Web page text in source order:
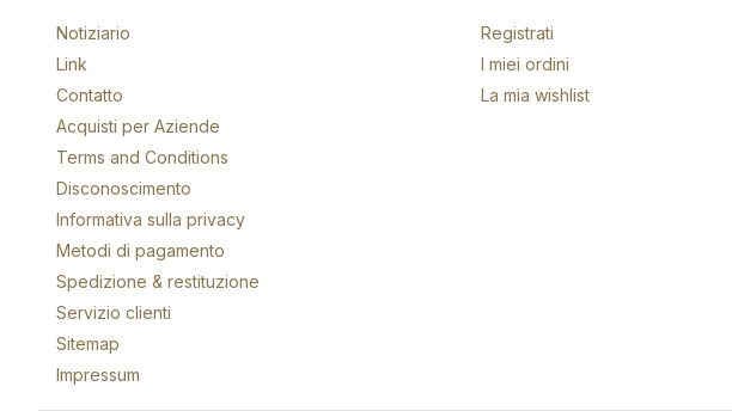
Notiziario
Link
Contatto
Acquisti per Aziende
Terms and Conditions
Disconoscimento
Informativa sulla privacy
Metodi di pagamento
Spedizione & restituzione
Servizio clienti
Sitemap
Impressum
Registrati
I miei ordini
La mia wishlist